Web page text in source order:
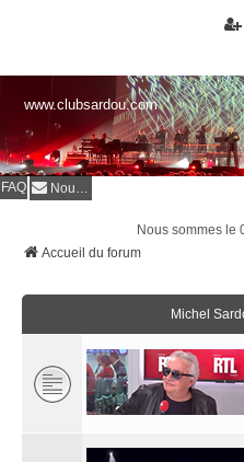
www.clubsardou.com
FAQ Nous contacter
Nous sommes le
Accueil du forum
Michel